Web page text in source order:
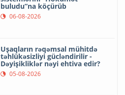
buludu”na köçürüb
06-08-2026
Uşaqların rəqəmsal mühitdə
təhlükəsizliyi gücləndirilir -
Dəyişikliklər nəyi ehtiva edir?
05-08-2026